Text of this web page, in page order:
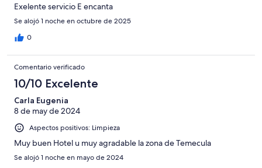
Mediocre
Horrible
Exelente servicio E encanta
Se alojó 1 noche en octubre de 2025
0
Comentario verificado
10/10 Excelente
Carla Eugenia
8 de may de 2024
Aspectos positivos: Limpieza
Muy buen Hotel u muy agradable la zona de Temecula
Se alojó 1 noche en mayo de 2024